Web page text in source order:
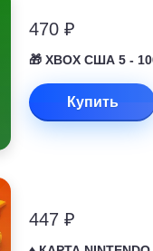
470 ₽
🎁 XBOX США 5 -
Купить
447 ₽